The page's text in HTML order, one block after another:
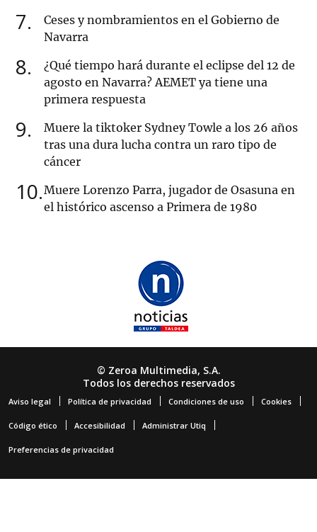
7
Ceses y nombramientos en el Gobierno de
Navarra
8
¿Qué tiempo hará durante el eclipse del 12 de
agosto en Navarra? AEMET ya tiene una
primera respuesta
9
Muere la tiktoker Sydney Towle a los 26 años
tras una dura lucha contra un raro tipo de
cáncer
10 Muere Lorenzo Parra, jugador de Osasuna en
el histórico ascenso a Primera de 1980
© Zeroa Multimedia, S.A.
Todos los derechos reservados
Aviso legal Política de privacidad Condiciones de uso Cookies
Código ético Accesibilidad Administrar Utiq
Preferencias de privacidad